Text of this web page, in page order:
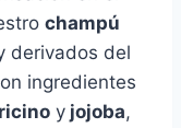
champú
derivados del
ingredientes
ricino y jojoba,